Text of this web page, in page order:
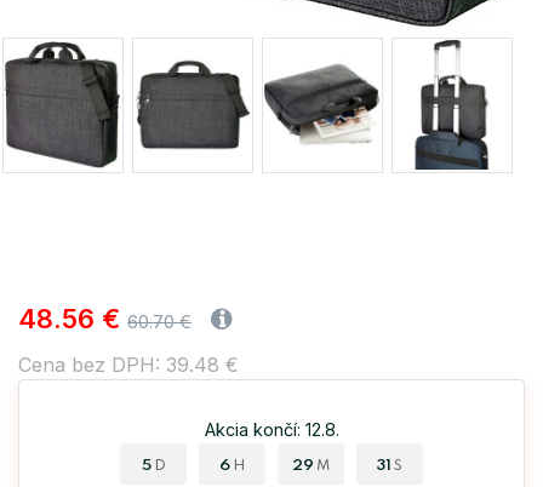
48.56 € 60.70 €
Cena bez DPH: 39.48 €
Akcia končí: 12.8.
5 D 6 H 29 M 30S